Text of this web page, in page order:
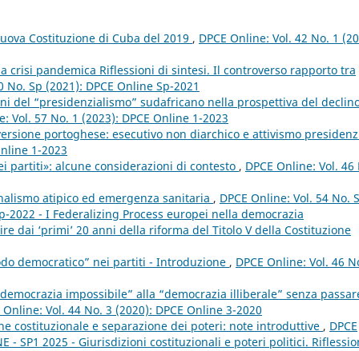
Costituzione di Cuba del 2019 , DPCE Online: Vol. 42 No. 1
crisi pandemica Riflessioni di sintesi. Il controverso rapporto tra
No. Sp (2021): DPCE Online Sp-2021
del “presidenzialismo” sudafricano nella prospettiva del
Vol. 57 No. 1 (2023): DPCE Online 1-2023
portoghese: esecutivo non diarchico e attivismo
1-2023
partiti»: alcune considerazioni di contesto , DPCE Online: Vol. 46
atipico ed emergenza sanitaria , DPCE Online: Vol. 54 No.
2022 - I Federalizing Process europei nella democrazia
dai ‘primi’ 20 anni della riforma del Titolo V della Costituzione
democratico” nei partiti - Introduzione , DPCE Online: Vol. 46
impossibile” alla “democrazia illiberale” senza
Online: Vol. 44 No. 3 (2020): DPCE Online 3-2020
costituzionale e separazione dei poteri: note introduttive , DPCE
- SP1 2025 - Giurisdizioni costituzionali e poteri politici.